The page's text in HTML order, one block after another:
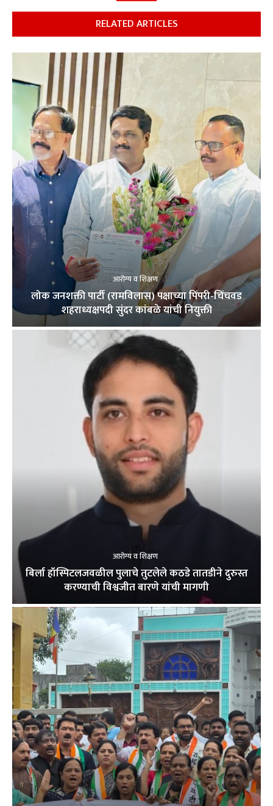
RELATED ARTICLES
आरोग्य व शिक्षण
लोक जनशक्ती पार्टी (रामविलास) पक्षाच्या पिंपरी-चिंचवड
शहराध्यक्षपदी सुंदर कांबळे यांची नियुक्ती
आरोग्य व शिक्षण
बिर्ला हॉस्पिटलजवळील पुलाचे तुटलेले कठडे तातडीने दुरुस्त
करण्याची विश्वजीत बारणे यांची मागणी